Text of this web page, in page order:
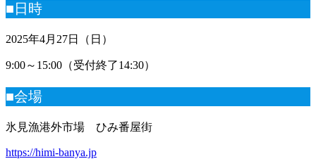
■日時
2025年4月27日（日）
9:00～15:00（受付終了14:30）
■会場
氷見漁港外市場 ひみ番屋街
https://himi-banya.jp